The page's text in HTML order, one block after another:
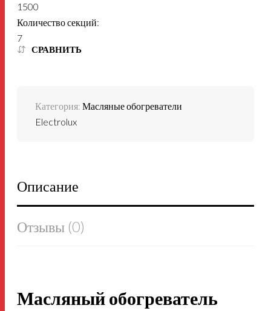
1500
Количество секций:
7
СРАВНИТЬ
Категория:Масляные обогреватели
Electrolux
Описание
Отзывы (0)
Масляный обогреватель